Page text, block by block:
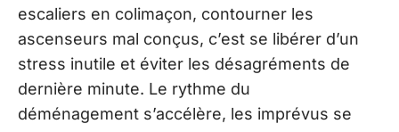
escaliers en colimaçon, contourner les
ascenseurs mal conçus, c’est se libérer d’un
stress inutile et éviter les désagréments de
dernière minute. Le rythme du
déménagement s’accélère, les imprévus se